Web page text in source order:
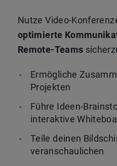
Nutze Video-
optimierte
Remote-Teams
Ermögliche
Projekten
Führe Ideen-
interaktive
Teile deinen
veranschaulichen